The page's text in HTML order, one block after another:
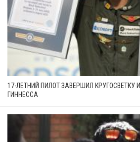
17-ЛЕТНИЙ ПИЛОТ ЗАВЕРШИЛ КРУГОСВЕТКУ
ГИННЕССА